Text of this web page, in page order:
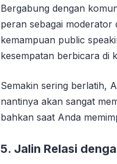
Bergabung dengan
peran sebagai moderator
kemampuan public
kesempatan berbicara di
Semakin sering berlatih,
nantinya akan sangat
bahkan saat Anda
5. Jalin Relasi